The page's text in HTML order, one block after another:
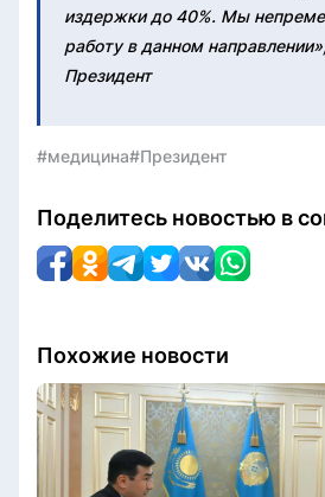
издержки до 40%. Мы
работу в данном
Президент
#медицина#Президент
Поделитесь новостью в
Похожие новости